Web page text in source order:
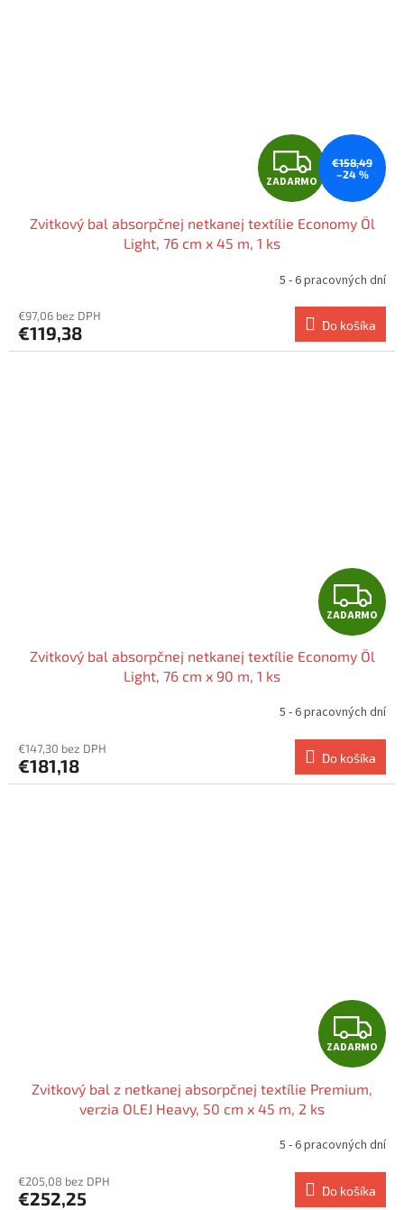
Z
A
D
A
R
M
ZADARMO
€158,49
–24 %
Zvitkový bal absorpčnej netkanej textílie Economy Öl
Light, 76 cm x 45 m, 1 ks
5 - 6 pracovných dní
€97,06 bez DPH
€119,38 Do košíka
Z
A
D
A
R
M
ZADARMO
Zvitkový bal absorpčnej netkanej textílie Economy Öl
Light, 76 cm x 90 m, 1 ks
5 - 6 pracovných dní
€147,30 bez DPH
€181,18 Do košíka
Z
A
D
A
R
ZADARMO
Zvitkový bal z netkanej absorpčnej textílie Premium,
verzia OLEJ Heavy, 50 cm x 45 m, 2 ks
5 - 6 pracovných dní
€205,08 bez DPH
€252,25 Do košíka